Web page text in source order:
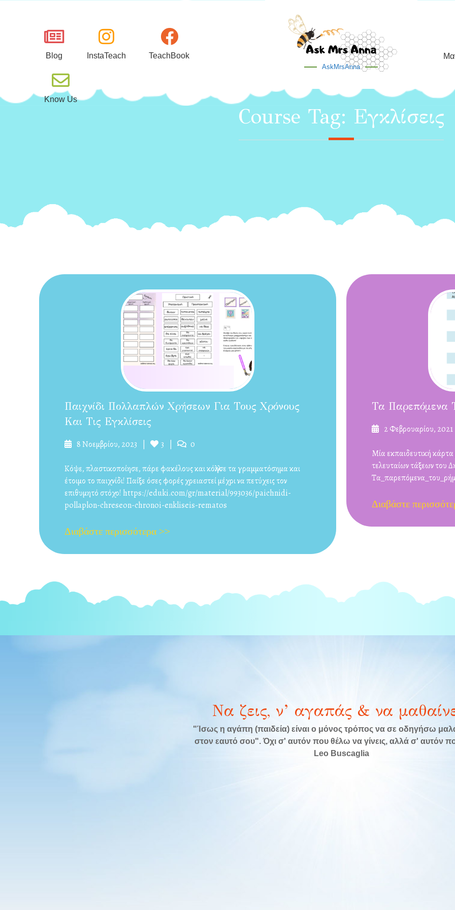
Blog InstaTeach TeachBook
Know Us
AskMrsAnna
Course Tag: Εγκλίσεις
Παιχνίδι Πολλαπλών Χρήσεων Για Τους Χρόνους
Και Τις Εγκλίσεις
Δημοσιεύτηκε
8 Νοεμβρίου, 2023 Likes
3 Σχόλια
0
Κόψε, πλαστικοποίησε, πάρε φακέλους και κόλλησε τα γραμματόσημα και
έτοιμο το παιχνίδι! Παίξε όσες φορές χρειαστεί μέχρι να πετύχεις τον
επιθυμητό στόχο! https://eduki.com/gr/material/993036/paichnidi-
pollaplon-chreseon-chronoi-enkliseis-rematos
Διαβάστε περισσότερα >>
Τα Παρεπόμενα
Δημοσιεύτηκε
2 Φεβρουαρίου, 2021
Μία εκπαιδευτική
τελευταίων τάξεων του
Διαβάστε
Να ζεις, ν’ αγαπάς & να
"Ίσως η αγάπη (παιδεία) είναι ο μόνος τρόπος να σε οδηγήσω
στον εαυτό σου". Όχι σ' αυτόν που θέλω να γίνεις, αλλά σ' αυτόν
Leo Buscaglia